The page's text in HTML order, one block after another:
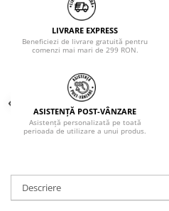
LIVRARE EXPRESS
Beneficiezi de livrare gratuită pentru
comenzi mai mari de 299 RON.
ASISTENȚĂ POST-VÂNZARE
Asistență personalizată pe toată
perioada de utilizare a unui produs.
Descriere